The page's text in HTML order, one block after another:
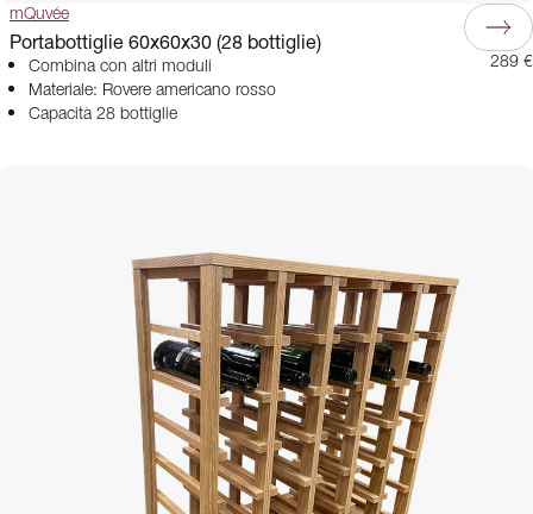
mQuvée
Portabottiglie 60x60x30 (28 bottiglie)
Combina con altri moduli
Materiale: Rovere americano rosso
Capacità 28 bottiglie
289 €